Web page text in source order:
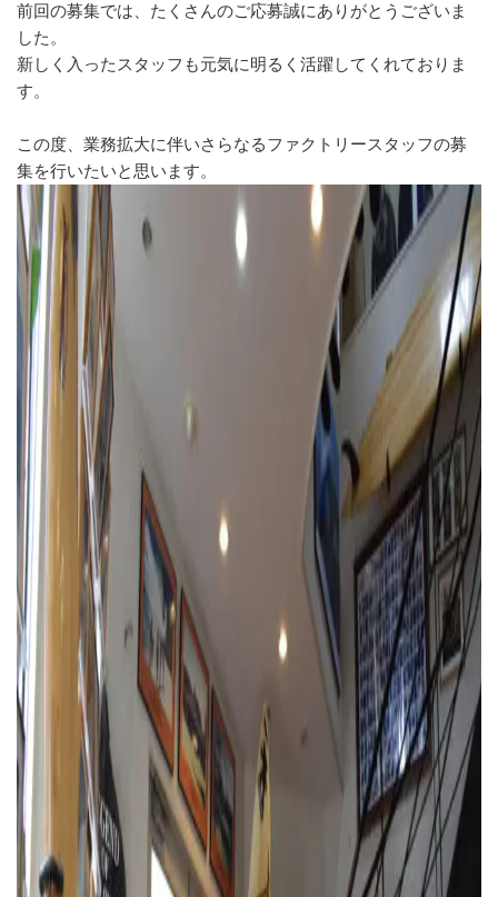
前回の募集では、たくさんのご応募誠にありがとうございま
した。
新しく入ったスタッフも元気に明るく活躍してくれておりま
す。
この度、業務拡大に伴いさらなるファクトリースタッフの募
集を行いたいと思います。